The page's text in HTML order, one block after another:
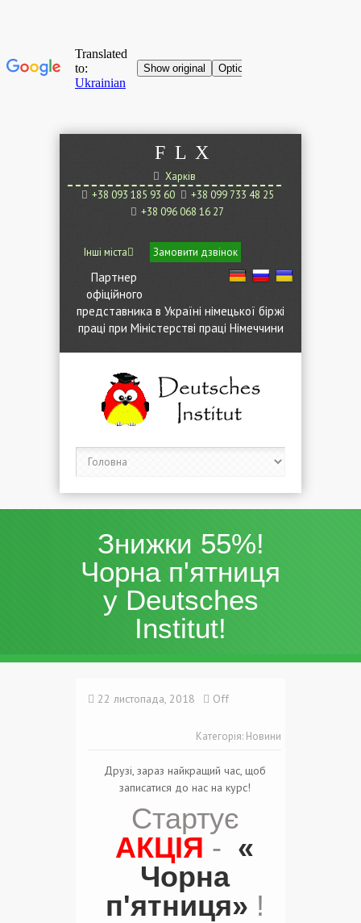
F L X
Харків
+38 093 185 93 60
+38 099 733 48 25
+38 096 068 16 27
Інші міста Замовити дзвінок
Партнер
офіційного
представника в Україні німецької біржі
праці при Міністерстві праці Німеччини
Знижки 55%!
Чорна п'ятниця
у Deutsches
Institut!
22 листопада, 2018 Off
Категорія: Новини
Друзі, зараз найкращий час, щоб
записатися до нас на курс!
Стартує
АКЦІЯ - «
Чорна
п'ятниця» !